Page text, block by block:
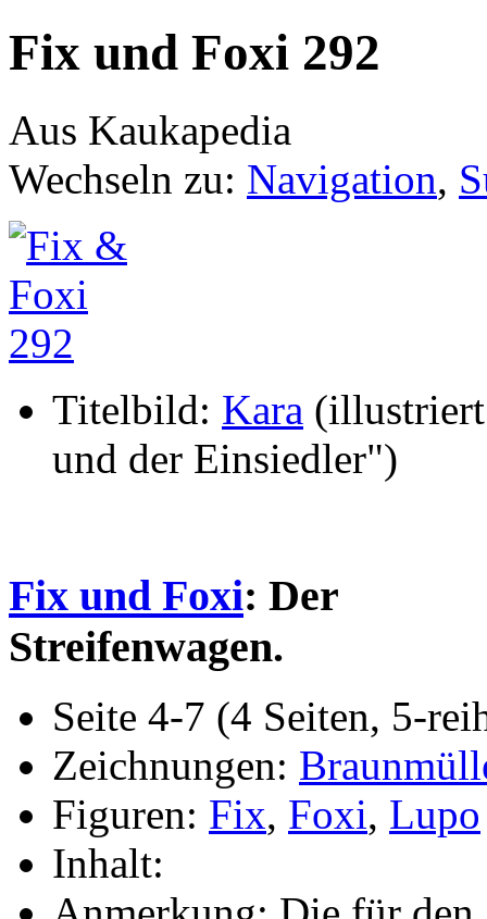
Fix und Foxi 292
Aus Kaukapedia
Wechseln zu: Navigation,
Titelbild: Kara
und der Einsiedler")
Fix und Foxi: Der
Streifenwagen.
Seite 4-7 (4 Seiten, 5-
Zeichnungen:
Figuren: Fix, Foxi, Lupo
Inhalt: